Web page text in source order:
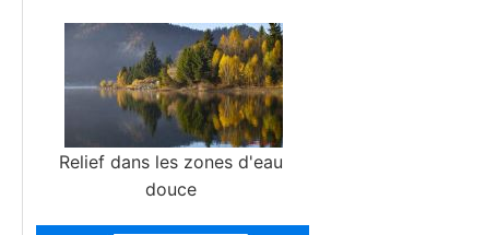
Relief dans les zones d'eau
douce